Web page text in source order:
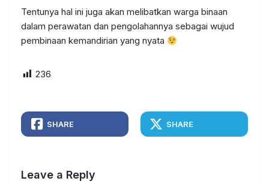
Tentunya hal ini juga akan melibatkan warga binaan
dalam perawatan dan pengolahannya sebagai wujud
pembinaan kemandirian yang nyata
236
SHARE SHARE
Leave a Reply